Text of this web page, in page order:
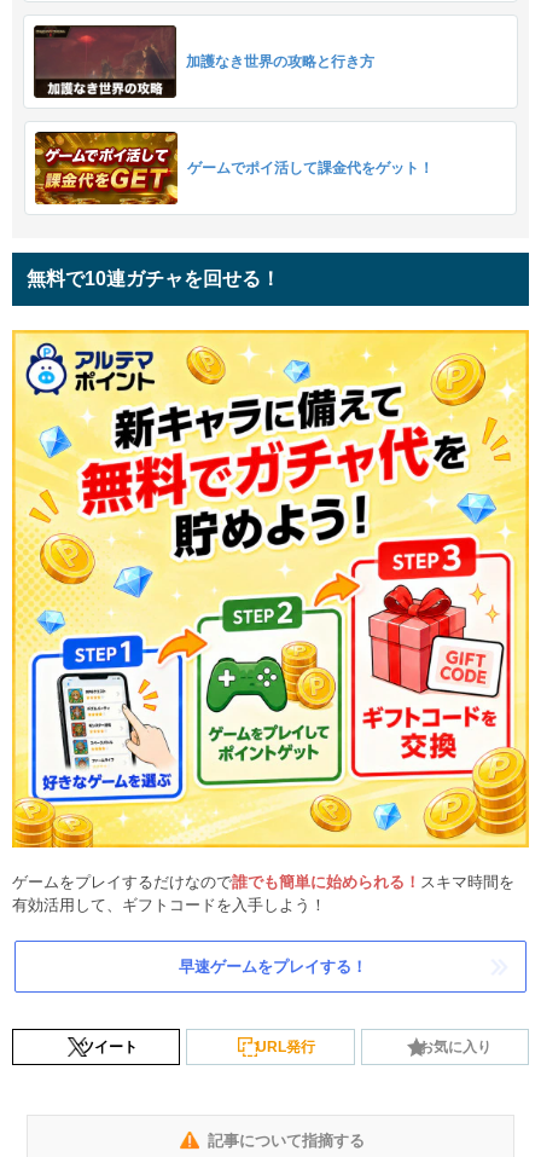
加護なき世界の攻略と行き方
ゲームでポイ活して課金代をゲット！
無料で10連ガチャを回せる！
ゲームをプレイするだけなので誰でも簡単に始められる！ スキマ時間を
有効活用して、ギフトコードを入手しよう！
早速ゲームをプレイする！
ツイート URL発行 お気に入り
記事について指摘する